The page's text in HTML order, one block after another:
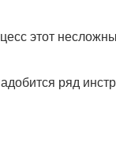
этот
ряд